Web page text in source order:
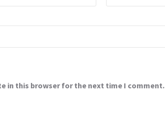
in this browser for the next time I comment.